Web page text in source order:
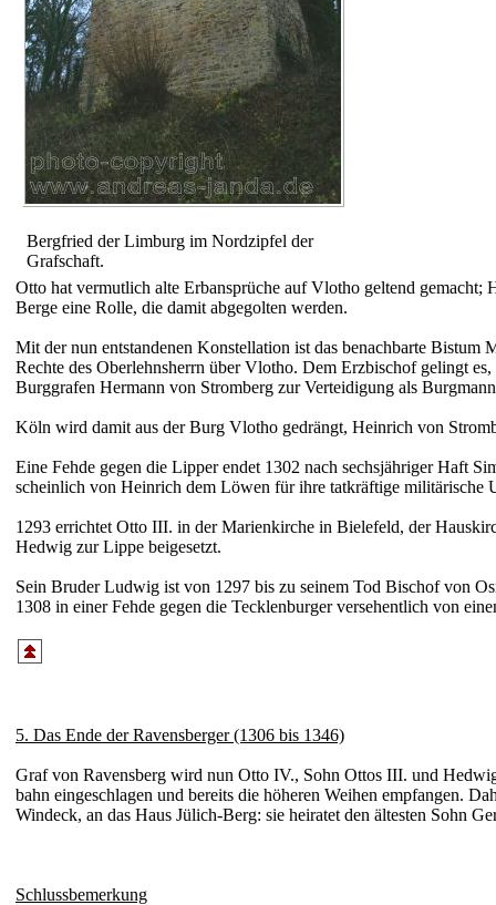
Bergfried der Limburg im Nordzipfel der
Grafschaft.
Otto hat vermut­lich alte Erb­an­sprüche auf Vlotho geltend
Berge eine Rolle, die damit abge­golten werden.
Mit der nun ent­stan­denen Konstel­lation ist das benach­barte
Rechte des Ober­lehns­herrn über Vlotho. Dem Erz­bischof gelingt
Burg­grafen Hermann von Strom­berg zur Vertei­di­gung als
Köln wird damit aus der Burg Vlotho gedrängt, Heinrich von
Eine Fehde gegen die Lipper endet 1302 nach sechs­jäh­riger Haft
schein­lich von Heinrich dem Löwen für ihre tat­kräf­tige mili­tä­ri­sche
1293 errichtet Otto III. in der Marien­kirche in Biele­feld, der
Hedwig zur Lippe beige­setzt.
Sein Bruder Ludwig ist von 1297 bis zu seinem Tod Bischof von
1308 in einer Fehde gegen die Tecklen­burger versehent­lich von
5. Das Ende der Ravensberger (1306 bis 1346)
Graf von Ravens­berg wird nun Otto IV., Sohn Ottos III. und
bahn einge­schlagen und bereits die höheren Weihen empfangen.
Windeck, an das Haus Jülich-Berg: sie heiratet den ältesten Sohn
Schlussbemerkung